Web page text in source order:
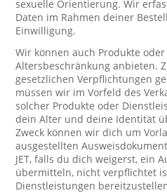
sexuelle Orientierung. Wir
Daten im Rahmen deiner
Einwilligung.
Wir können auch Produkte
Altersbeschränkung anbieten.
gesetzlichen Verpflichtungen
müssen wir im Vorfeld des
solcher Produkte oder
dein Alter und deine Identität
Zweck können wir dich um
ausgestellten
JET, falls du dich weigerst, ein
übermitteln, nicht verpflichtet
Dienstleistungen